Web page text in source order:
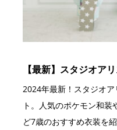
【最新】スタジオア
2024年最新！スタジオ
ト。人気のポケモン和
ど7歳のおすすめ衣装を